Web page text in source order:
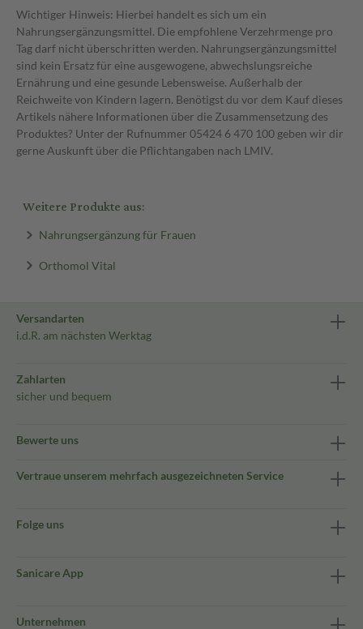
Wichtiger Hinweis: Hierbei handelt es sich um ein
Nahrungsergänzungsmittel. Die empfohlene Verzehrmenge pro
Tag darf nicht überschritten werden. Nahrungsergänzungsmittel
sind kein Ersatz für eine ausgewogene, abwechslungsreiche
Ernährung und eine gesunde Lebensweise. Außerhalb der
Reichweite von Kindern lagern. Benötigst du vor dem Kauf dieses
Artikels nähere Informationen über die Zusammensetzung des
Produktes? Unter der Rufnummer 05424 6 470 100 geben wir dir
gerne Auskunft über die Pflichtangaben nach LMIV.
Weitere Produkte aus:
Nahrungsergänzung für Frauen
Orthomol Vital
Versandarten
i.d.R. am nächsten Werktag
Zahlarten
sicher und bequem
Bewerte uns
Vertraue unserem mehrfach ausgezeichneten Service
Folge uns
Sanicare App
Unternehmen